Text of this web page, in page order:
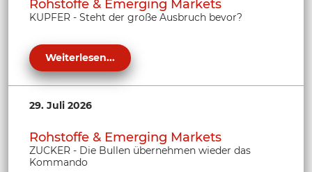
Rohstoffe & Emerging Markets
KUPFER - Steht der große Ausbruch bevor?
Weiterlesen...
29. Juli 2026
Rohstoffe & Emerging Markets
ZUCKER - Die Bullen übernehmen wieder das
Kommando